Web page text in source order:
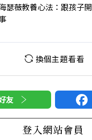
瑟薇教養心法：跟孩子開
換個主題看看
友
登入網站會員